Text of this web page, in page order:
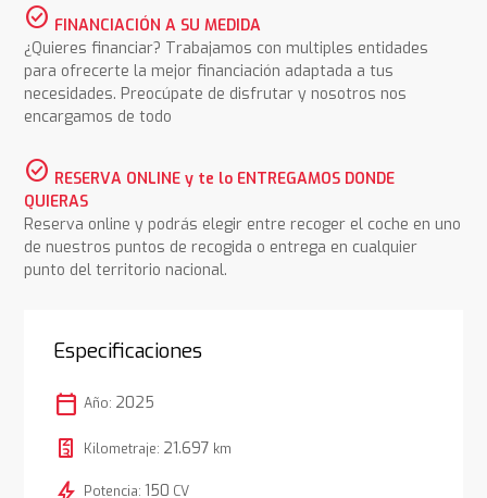
check_circle FINANCIACIÓN A SU MEDIDA
¿Quieres financiar? Trabajamos con multiples entidades
para ofrecerte la mejor financiación adaptada a tus
necesidades. Preocúpate de disfrutar y nosotros nos
encargamos de todo
check_circle RESERVA ONLINE y te lo ENTREGAMOS DONDE
QUIERAS
Reserva online y podrás elegir entre recoger el coche en uno
de nuestros puntos de recogida o entrega en cualquier
punto del territorio nacional.
Especificaciones
calendar_today Año: 2025
Kilometraje: 21.697 km
Potencia: 150 CV